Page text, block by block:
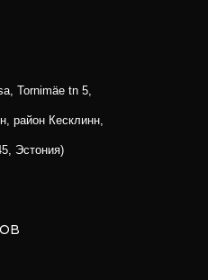
Tornimäe tn 5,
район Кесклинн,
Эстония)